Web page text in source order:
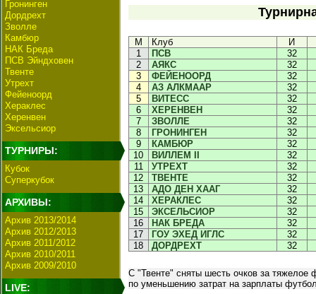
Гронинген
Дордрехт
Зволле
Камбюр
НАК Бреда
ПСВ Эйндховен
Твенте
Утрехт
Фейеноорд
Хераклес
Херенвен
Эксельсиор
ТУРНИРЫ:
Кубок
Суперкубок
АРХИВЫ:
Архив 2013/2014
Архив 2012/2013
Архив 2011/2012
Архив 2010/2011
Архив 2009/2010
LIVE:
М Клуб
И
1
ПСВ
32
2
АЯКС
32
3
ФЕЙЕНООРД
32
4
АЗ АЛКМААР
32
5
ВИТЕСС
32
6
ХЕРЕНВЕН
32
7
ЗВОЛЛЕ
32
8
ГРОНИНГЕН
32
9
КАМБЮР
32
10
ВИЛЛЕМ II
32
11
УТРЕХТ
32
12
ТВЕНТЕ
32
13
АДО ДЕН ХААГ
32
14
ХЕРАКЛЕС
32
15
ЭКСЕЛЬСИОР
32
16
НАК БРЕДА
32
17
ГОУ ЭХЕД ИГЛС
32
18
ДОРДРЕХТ 32
С "Твенте" сняты шесть очков за тяжелое
по уменьшению затрат на зарплаты